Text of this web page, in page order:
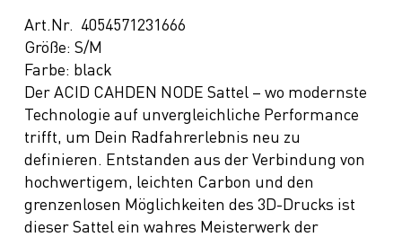
Art.Nr. 4054571231666
Größe: S/M
Farbe: black
Der ACID CAHDEN NODE Sattel – wo modernste
Technologie auf unvergleichliche Performance
trifft, um Dein Radfahrerlebnis neu zu
definieren. Entstanden aus der Verbindung von
hochwertigem, leichten Carbon und den
grenzenlosen Möglichkeiten des 3D-Drucks ist
dieser Sattel ein wahres Meisterwerk der